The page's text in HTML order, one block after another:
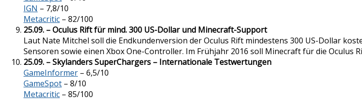
IGN – 7,8/10
Metacritic – 82/100
25.09. – Oculus Rift für mind. 300 US-Dollar und Minecraft-Support
Laut Nate Mitchel soll die Endkundenversion der Oculus Rift mindestens 300 US-Dollar
Sensoren sowie einen Xbox One-Controller. Im Frühjahr 2016 soll Minecraft für die Oculus
25.09. – Skylanders SuperChargers – Internationale Testwertungen
GameInformer – 6,5/10
GameSpot – 8/10
Metacritic – 85/100